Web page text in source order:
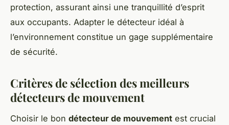
protection, assurant ainsi une tranquillité d’esprit
aux occupants. Adapter le détecteur idéal à
l’environnement constitue un gage supplémentaire
de sécurité.
Critères de sélection des meilleurs
détecteurs de mouvement
Choisir le bon détecteur de mouvement est crucial